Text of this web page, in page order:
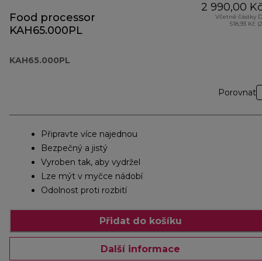
Food processor
KAH65.000PL
KAH65.000PL
2 990,00
Včetně částky
518,93 Kč
Porovnat
Připravte více najednou
Bezpečný a jistý
Vyroben tak, aby vydržel
Lze mýt v myčce nádobí
Odolnost proti rozbití
Přidat do košíku
Další informace